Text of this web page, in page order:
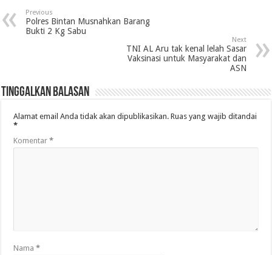
Previous
Polres Bintan Musnahkan Barang
Bukti 2 Kg Sabu
Next
TNI AL Aru tak kenal lelah Sasar
Vaksinasi untuk Masyarakat dan
ASN
Tinggalkan Balasan
Alamat email Anda tidak akan dipublikasikan. Ruas yang wajib ditandai
*
Komentar*
Nama*